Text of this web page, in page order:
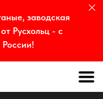
заводская
Русхольц - с